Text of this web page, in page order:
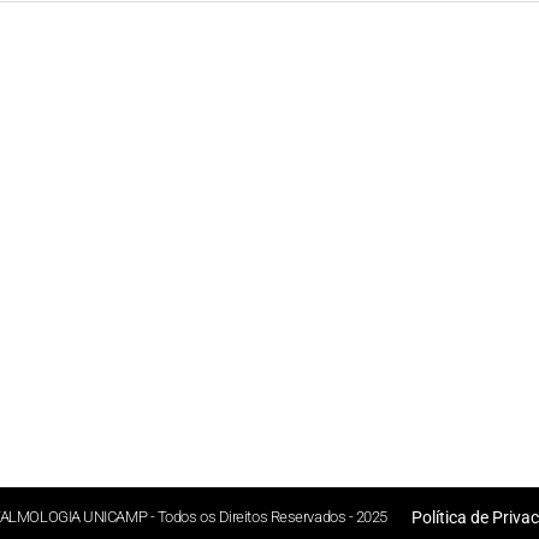
UNICAMP - Todos os Direitos Reservados - 2025 Política de